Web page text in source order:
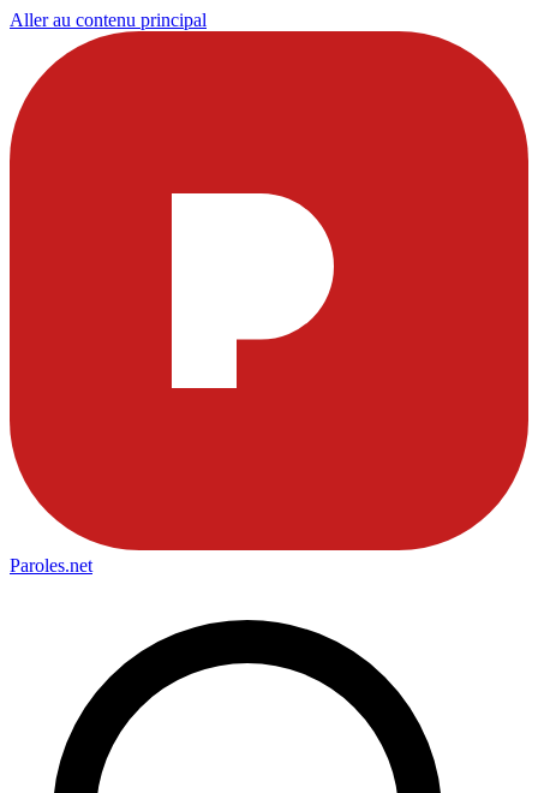
Aller au contenu principal
Paroles.net